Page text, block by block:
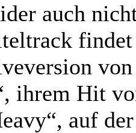
auch
ihrem Hit
auf